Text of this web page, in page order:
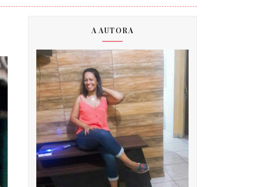
A AUTORA